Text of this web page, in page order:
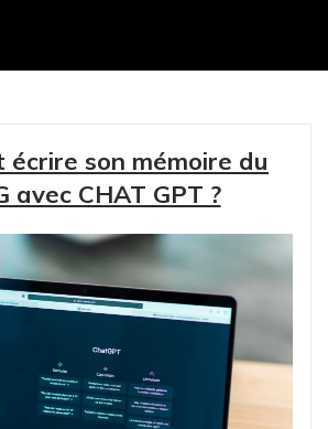
écrire son mémoire du
avec CHAT GPT ?